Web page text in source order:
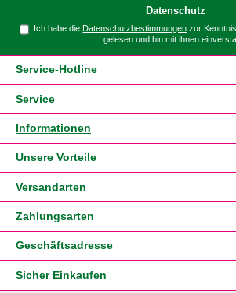
Datenschutz
Ich habe dieDatenschutzbestimmungen zur
gelesen und bin mit ihnen
Service-Hotline
Service
Informationen
Unsere Vorteile
Versandarten
Zahlungsarten
Geschäftsadresse
Sicher Einkaufen